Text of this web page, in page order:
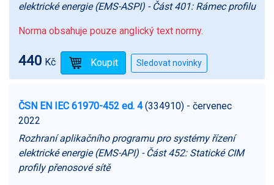
elektrické energie (EMS-ASPI) - Část 401: Rámec profilu
Norma obsahuje pouze anglický text normy.
440 Kč
ČSN EN IEC 61970-452 ed. 4(334910) - červenec
2022
Rozhraní aplikačního programu pro systémy řízení
elektrické energie (EMS-API) - Část 452: Statické CIM
profily přenosové sítě